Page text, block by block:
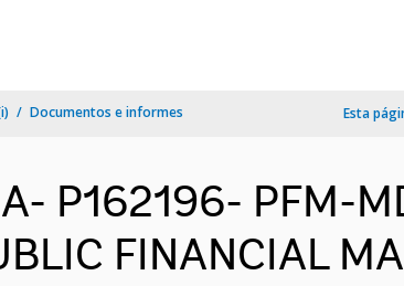
Documentos e informes Esta
P162196- PFM-
FINANCIAL